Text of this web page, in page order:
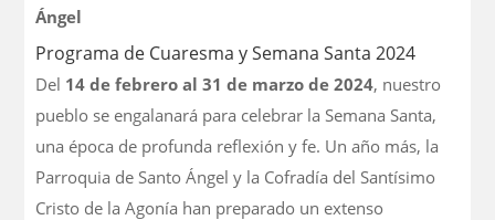
Ángel
Programa de Cuaresma y Semana Santa 2024
Del 14 de febrero al 31 de marzo de 2024, nuestro
pueblo se engalanará para celebrar la Semana Santa,
una época de profunda reflexión y fe. Un año más, la
Parroquia de Santo Ángel y la Cofradía del Santísimo
Cristo de la Agonía han preparado un extenso